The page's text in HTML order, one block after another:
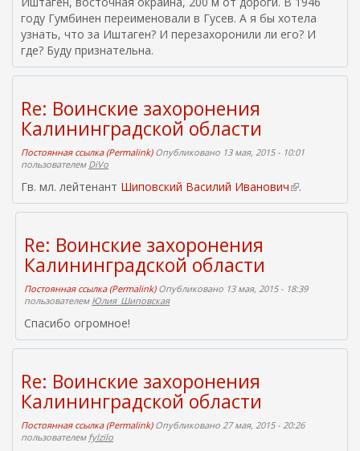
году Гумбинен переименовали в Гусев. А я бы хотела
узнать, что за Иштаген? И перезахоронили ли его? И
где? Буду признательна.
Re: Воинские захоронения
Калининградской области
Постоянная ссылка (Permalink)Опубликовано 13 мая, 2015 - 10:01
пользователем DiVo
Гв. мл. лейтенант Шиповский Василий Иванович(
в
я
ы
.
Re: Воинские захоронения
Калининградской области
Постоянная ссылка (Permalink)Опубликовано 13 мая, 2015 - 18:39
пользователем Юлия_Шиповская
Спасибо огромное!
Re: Воинские захоронения
Калининградской области
Постоянная ссылка (Permalink)Опубликовано 27 мая, 2015 - 20:26
пользователем fylzilo